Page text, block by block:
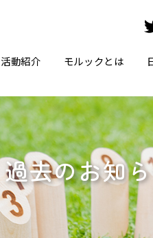
活動紹介 モルックとは
過去のお知